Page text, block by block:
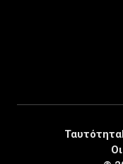
Ταυτότητα